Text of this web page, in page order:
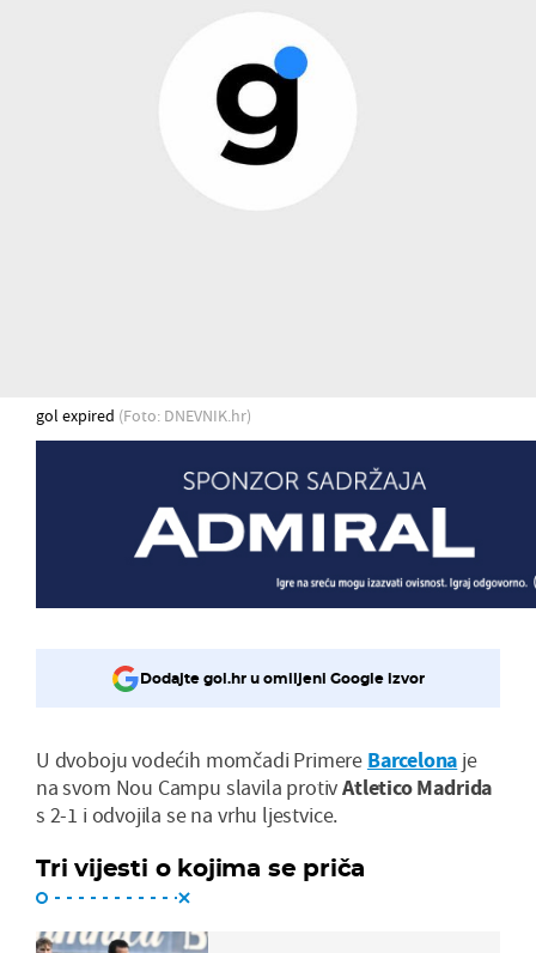
gol expired (Foto: DNEVNIK.hr)
Dodajte gol.hr u omiljeni Google izvor
U dvoboju vodećih momčadi Primere Barcelona je
na svom Nou Campu slavila protivAtletico Madrida
s 2-1 i odvojila se na vrhu ljestvice.
Tri vijesti o kojima se priča